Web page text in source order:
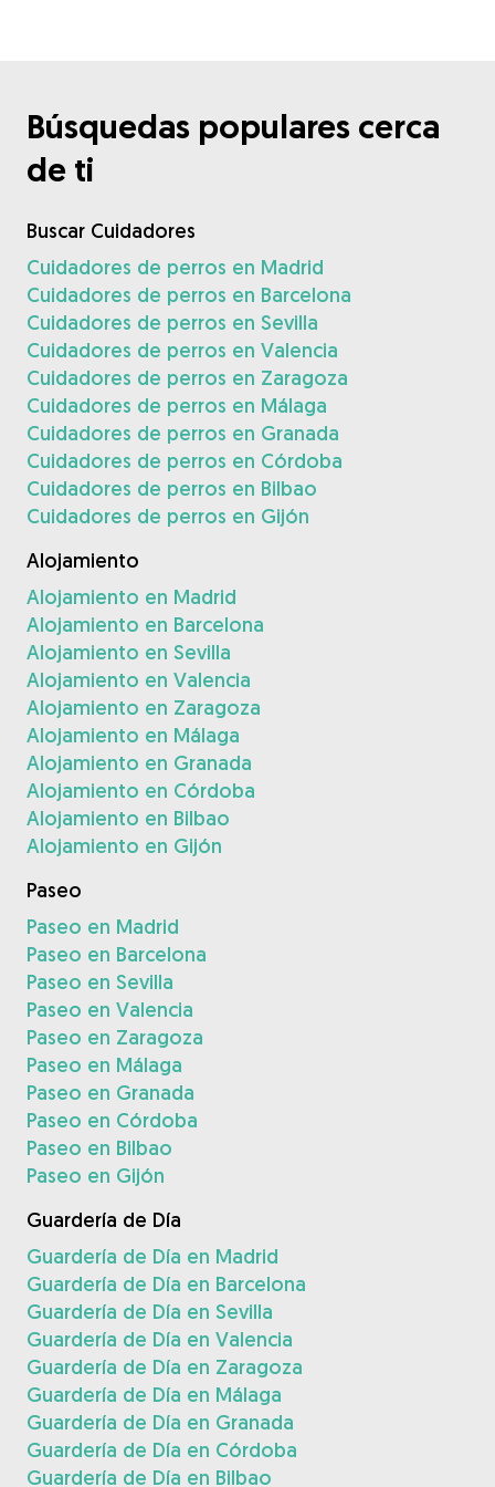
Búsquedas populares cerca
de ti
Buscar Cuidadores
Cuidadores de perros en Madrid
Cuidadores de perros en Barcelona
Cuidadores de perros en Sevilla
Cuidadores de perros en Valencia
Cuidadores de perros en Zaragoza
Cuidadores de perros en Málaga
Cuidadores de perros en Granada
Cuidadores de perros en Córdoba
Cuidadores de perros en Bilbao
Cuidadores de perros en Gijón
Alojamiento
Alojamiento en Madrid
Alojamiento en Barcelona
Alojamiento en Sevilla
Alojamiento en Valencia
Alojamiento en Zaragoza
Alojamiento en Málaga
Alojamiento en Granada
Alojamiento en Córdoba
Alojamiento en Bilbao
Alojamiento en Gijón
Paseo
Paseo en Madrid
Paseo en Barcelona
Paseo en Sevilla
Paseo en Valencia
Paseo en Zaragoza
Paseo en Málaga
Paseo en Granada
Paseo en Córdoba
Paseo en Bilbao
Paseo en Gijón
Guardería de Día
Guardería de Día en Madrid
Guardería de Día en Barcelona
Guardería de Día en Sevilla
Guardería de Día en Valencia
Guardería de Día en Zaragoza
Guardería de Día en Málaga
Guardería de Día en Granada
Guardería de Día en Córdoba
Guardería de Día en Bilbao